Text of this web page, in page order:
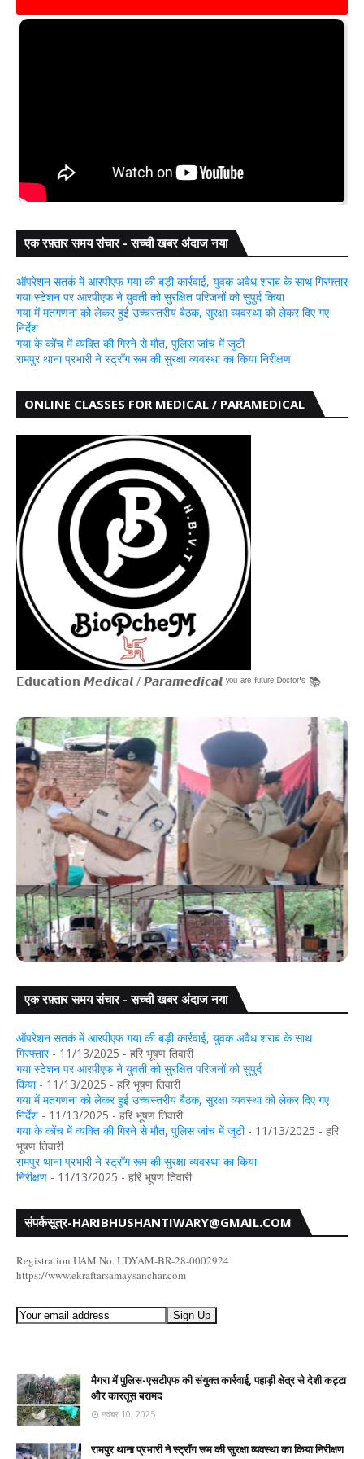
एक रफ़्तार समय संचार - सच्ची खबर अंदाज नया
ऑपरेशन सतर्क में आरपीएफ गया की बड़ी कार्रवाई, युवक अवैध शराब के साथ गिरफ्तार
गया स्टेशन पर आरपीएफ ने युवती को सुरक्षित परिजनों को सुपुर्द किया
गया में मतगणना को लेकर हुई उच्चस्तरीय बैठक, सुरक्षा व्यवस्था को लेकर दिए गए
निर्देश
गया के कोंच में व्यक्ति की गिरने से मौत, पुलिस जांच में जुटी
रामपुर थाना प्रभारी ने स्ट्रॉंग रूम की सुरक्षा व्यवस्था का किया निरीक्षण
ONLINE CLASSES FOR MEDICAL / PARAMEDICAL
𝗘𝗱𝘂𝗰𝗮𝘁𝗶𝗼𝗻 𝙈𝙚𝙙𝙞𝙘𝙖𝙡 / 𝙋𝙖𝙧𝙖𝙢𝙚𝙙𝙞𝙘𝙖𝙡 ʸᵒᵘ ᵃʳᵉ ᶠᵘᵗᵘʳᵉ ᴰᵒᶜᵗᵒʳ'ˢ 📚
को
गया: डुमरिया थाना क्षेत्र के सिंघपुर में युवक की चाकू मारकर
एक रफ़्तार समय संचार - सच्ची खबर अंदाज नया
ऑपरेशन सतर्क में आरपीएफ गया की बड़ी कार्रवाई, युवक अवैध शराब के साथ
गिरफ्तार- 11/13/2025 - हरि भूषण तिवारी
गया स्टेशन पर आरपीएफ ने युवती को सुरक्षित परिजनों को सुपुर्द
किया- 11/13/2025 - हरि भूषण तिवारी
गया में मतगणना को लेकर हुई उच्चस्तरीय बैठक, सुरक्षा व्यवस्था को लेकर दिए गए
निर्देश- 11/13/2025 - हरि भूषण तिवारी
गया के कोंच में व्यक्ति की गिरने से मौत, पुलिस जांच में जुटी- 11/13/2025 - हरि
भूषण तिवारी
रामपुर थाना प्रभारी ने स्ट्रॉंग रूम की सुरक्षा व्यवस्था का किया
निरीक्षण - 11/13/2025 - हरि भूषण तिवारी
संपर्कसूत्र-HARIBHUSHANTIWARY@GMAIL.COM
Registration UAM No. UDYAM-BR-28-0002924
https://www.ekraftarsamaysanchar.com
मैगरा में पुलिस-एसटीएफ की संयुक्त कार्रवाई, पहाड़ी क्षेत्र से देशी कट्टा
और कारतूस बरामद
नवंबर 10, 2025
रामपुर थाना प्रभारी ने स्ट्रॉंग रूम की सुरक्षा व्यवस्था का किया निरीक्षण